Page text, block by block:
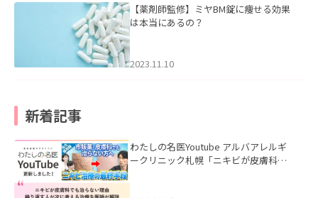
【薬剤師監修】ミヤBM錠に痩せる効果
は本当にあるの？
2023.11.10
新着記事
わたしの名医Youtube アルバアレルギ
ークリニック札幌「ニキビが皮膚科で